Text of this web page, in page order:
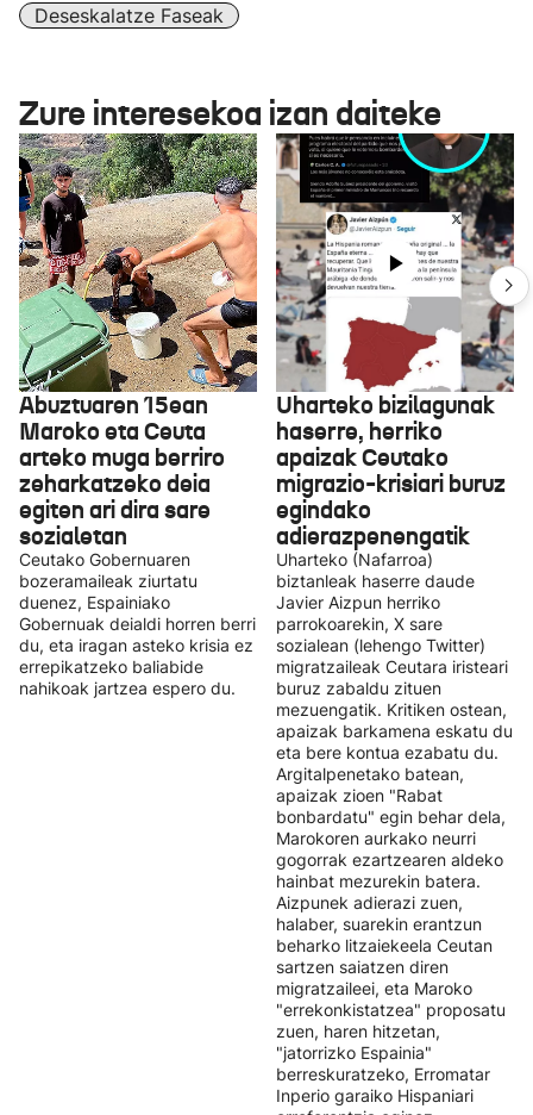
Deseskalatze Faseak
Zure interesekoa izan daiteke
Abuztuaren 15ean
Maroko eta Ceuta
arteko muga berriro
zeharkatzeko deia
egiten ari dira sare
sozialetan
Ceutako Gobernuaren
bozeramaileak ziurtatu
duenez, Espainiako
Gobernuak deialdi horren berri
du, eta iragan asteko krisia ez
errepikatzeko baliabide
nahikoak jartzea espero du.
Uharteko bizilagunak
haserre, herriko
apaizak Ceutako
migrazio-krisiari buruz
egindako
adierazpenengatik
Uharteko (Nafarroa)
biztanleak haserre daude
Javier Aizpun herriko
parrokoarekin, X sare
sozialean (lehengo Twitter)
migratzaileak Ceutara iristeari
buruz zabaldu zituen
mezuengatik. Kritiken ostean,
apaizak barkamena eskatu du
eta bere kontua ezabatu du.
Argitalpenetako batean,
apaizak zioen "Rabat
bonbardatu" egin behar dela,
Marokoren aurkako neurri
gogorrak ezartzearen aldeko
hainbat mezurekin batera.
Aizpunek adierazi zuen,
halaber, suarekin erantzun
beharko litzaiekeela Ceutan
sartzen saiatzen diren
migratzaileei, eta Maroko
"errekonkistatzea" proposatu
zuen, haren hitzetan,
"jatorrizko Espainia"
berreskuratzeko, Erromatar
Inperio garaiko Hispaniari